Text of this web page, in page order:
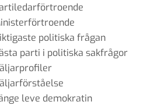
politiska frågan
parti i politiska sakfrågor
leve demokratin